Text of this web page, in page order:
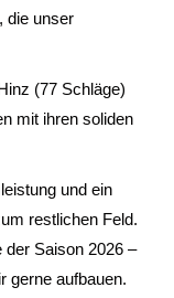
die unser
(77 Schläge)
mit ihren soliden
und ein
restlichen Feld.
Saison 2026 –
gerne aufbauen.